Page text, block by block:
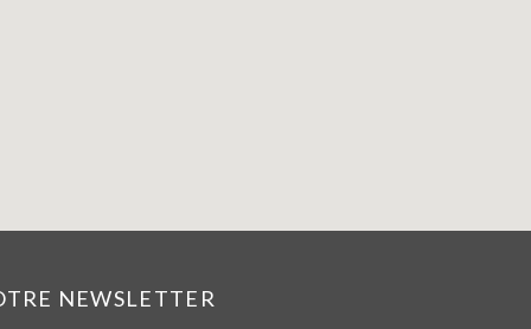
NEWSLETTER